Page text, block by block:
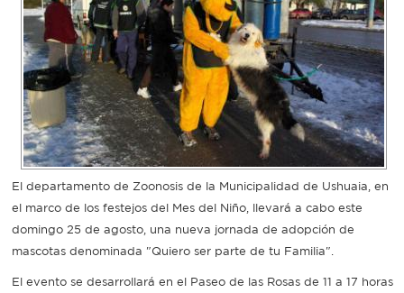
Mi
bondi
Boleto
estudiantil
Recorrido
El departamento de Zoonosis de la Municipalidad de Ushuaia, en
el marco de los festejos del Mes del Niño, llevará a cabo este
domingo 25 de agosto, una nueva jornada de adopción de
mascotas denominada "Quiero ser parte de tu Familia".
El evento se desarrollará en el Paseo de las Rosas de 11 a 17 horas